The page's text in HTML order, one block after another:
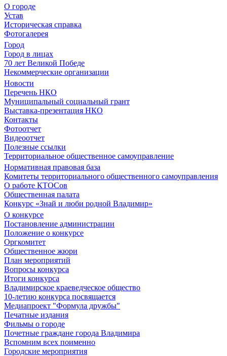
О городе
Устав
Историческая справка
Фотогалерея
Город
Город в лицах
70 лет Великой Победе
Некоммерческие организации
Новости
Перечень НКО
Муниципальный социальный грант
Выставка-презентация НКО
Контакты
Фотоотчет
Видеоотчет
Полезные ссылки
Территориальное общественное самоуправление
Нормативная правовая база
Комитеты территориального общественного самоуправления
О работе КТОСов
Общественная палата
Конкурс «Знай и люби родной Владимир»
О конкурсе
Постановление администрации
Положение о конкурсе
Оргкомитет
Общественное жюри
План мероприятий
Вопросы конкурса
Итоги конкурса
Владимирское краеведческое общество
10-летию конкурса посвящается
Медиапроект "Формула дружбы"
Печатные издания
Фильмы о городе
Почетные граждане города Владимира
Вспомним всех поименно
Городские мероприятия